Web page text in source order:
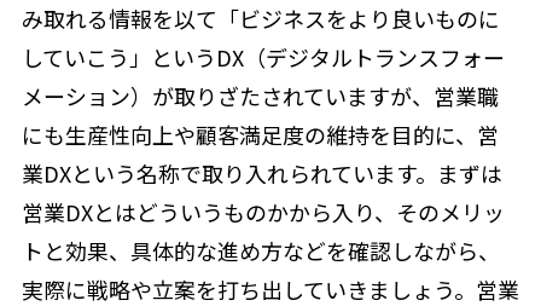
み取れる情報を以て「ビジネスをより良いものに
していこう」というDX（デジタルトランスフォー
メーション）が取りざたされていますが、営業職
にも生産性向上や顧客満足度の維持を目的に、営
業DXという名称で取り入れられています。まずは
営業DXとはどういうものかから入り、そのメリッ
トと効果、具体的な進め方などを確認しながら、
実際に戦略や立案を打ち出していきましょう。営業